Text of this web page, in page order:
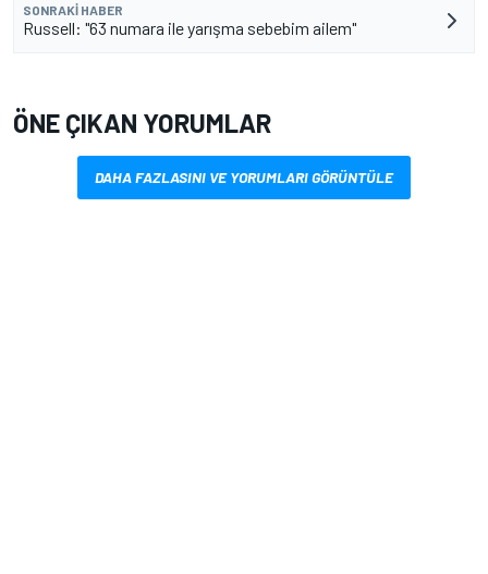
SONRAKI HABER
Russell: "63 numara ile yarışma sebebim ailem"
ÖNE ÇIKAN YORUMLAR
DAHA FAZLASINI VE YORUMLARI GÖRÜNTÜLE